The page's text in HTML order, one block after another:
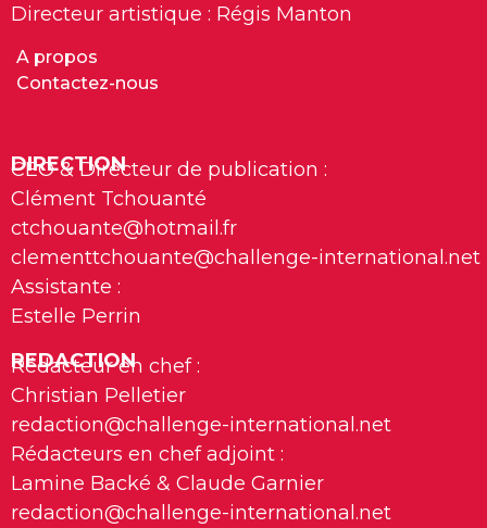
Directeur artistique : Régis Manton
A propos
Contactez-nous
DIRECTION
CEO & Directeur de publication :
Clément Tchouanté
ctchouante@hotmail.fr
clementtchouante@challenge-international.net
Assistante :
Estelle Perrin
REDACTION
Rédacteur en chef :
Christian Pelletier
redaction@challenge-international.net
Rédacteurs en chef adjoint :
Lamine Backé & Claude Garnier
redaction@challenge-international.net